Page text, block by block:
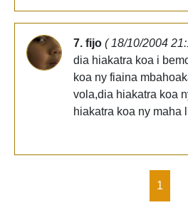
7. fijo ( 18/10/2004
dia hiakatra koa i
koa ny fiaina
vola,dia hiakatra koa
hiakatra koa ny maha
1